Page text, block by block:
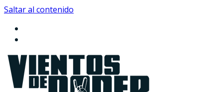
Saltar al contenido